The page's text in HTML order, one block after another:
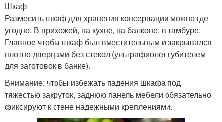
Шкаф
Размесить шкаф для хранения консервации можно где
угодно. В прихожей, на кухне, на балконе, в тамбуре.
Главное чтобы шкаф был вместительным и закрывался
плотно дверцами без стекол (ультрафиолет губителем
для заготовок в банке).
Внимание: чтобы избежать падения шкафа под
тяжестью закруток, заднюю панель мебели обязательно
фиксируют к стене надежными креплениями.